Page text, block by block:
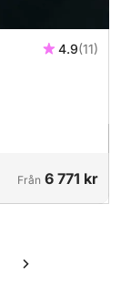
4.9(11)
Från 6 771 kr